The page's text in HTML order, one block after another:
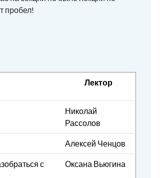
пробел!
Лектор
Николай
Рассолов
Алексей Ченцов
с
Оксана Вьюгина